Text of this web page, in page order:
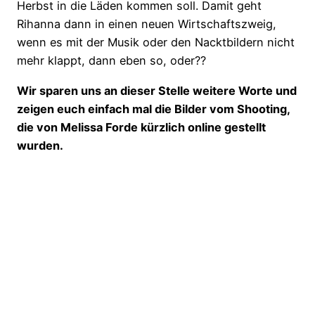
Herbst in die Läden kommen soll. Damit geht
Rihanna dann in einen neuen Wirtschaftszweig,
wenn es mit der Musik oder den Nacktbildern nicht
mehr klappt, dann eben so, oder??
Wir sparen uns an dieser Stelle weitere Worte und
zeigen euch einfach mal die Bilder vom Shooting,
die von Melissa Forde kürzlich online gestellt
wurden.